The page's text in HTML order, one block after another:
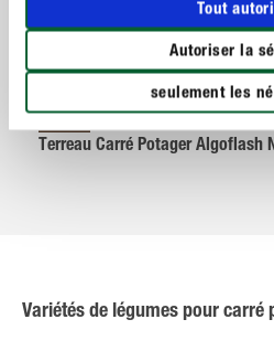
Tout
Autoriser la
seulement les
Terreau Carré Potager Algoflash
Variétés de légumes pour carré